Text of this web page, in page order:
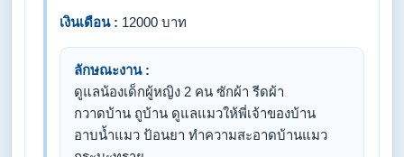
เงินเดือน : 12000 บาท
ลักษณะงาน :
ดูแลน้องเด็กผู้หญิง 2 คน ซักผ้า รีดผ้า
กวาดบ้าน ถูบ้าน ดูแลแมวให้พี่เจ้าของบ้าน
อาบน้ำแมว ป้อนยา ทำความสะอาดบ้านแมว